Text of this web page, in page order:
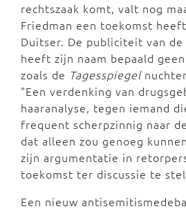
rechtszaak komt, valt nog
Friedman een toekomst
Duitser. De publiciteit van
heeft zijn naam bepaald
zoals de Tagesspiegel
"Een verdenking van
haaranalyse, tegen iemand
frequent scherpzinnig naar
dat alleen zou genoeg
zijn argumentatie in
toekomst ter discussie te
Een nieuw